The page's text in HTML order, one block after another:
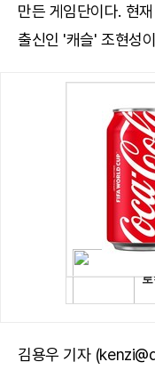
만든 게임단이다. 현
출신인 '캐슬' 조현성
김용우 기자